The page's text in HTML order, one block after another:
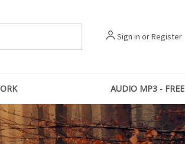
Sign in orRegister
AUDIO MP3 - FREE